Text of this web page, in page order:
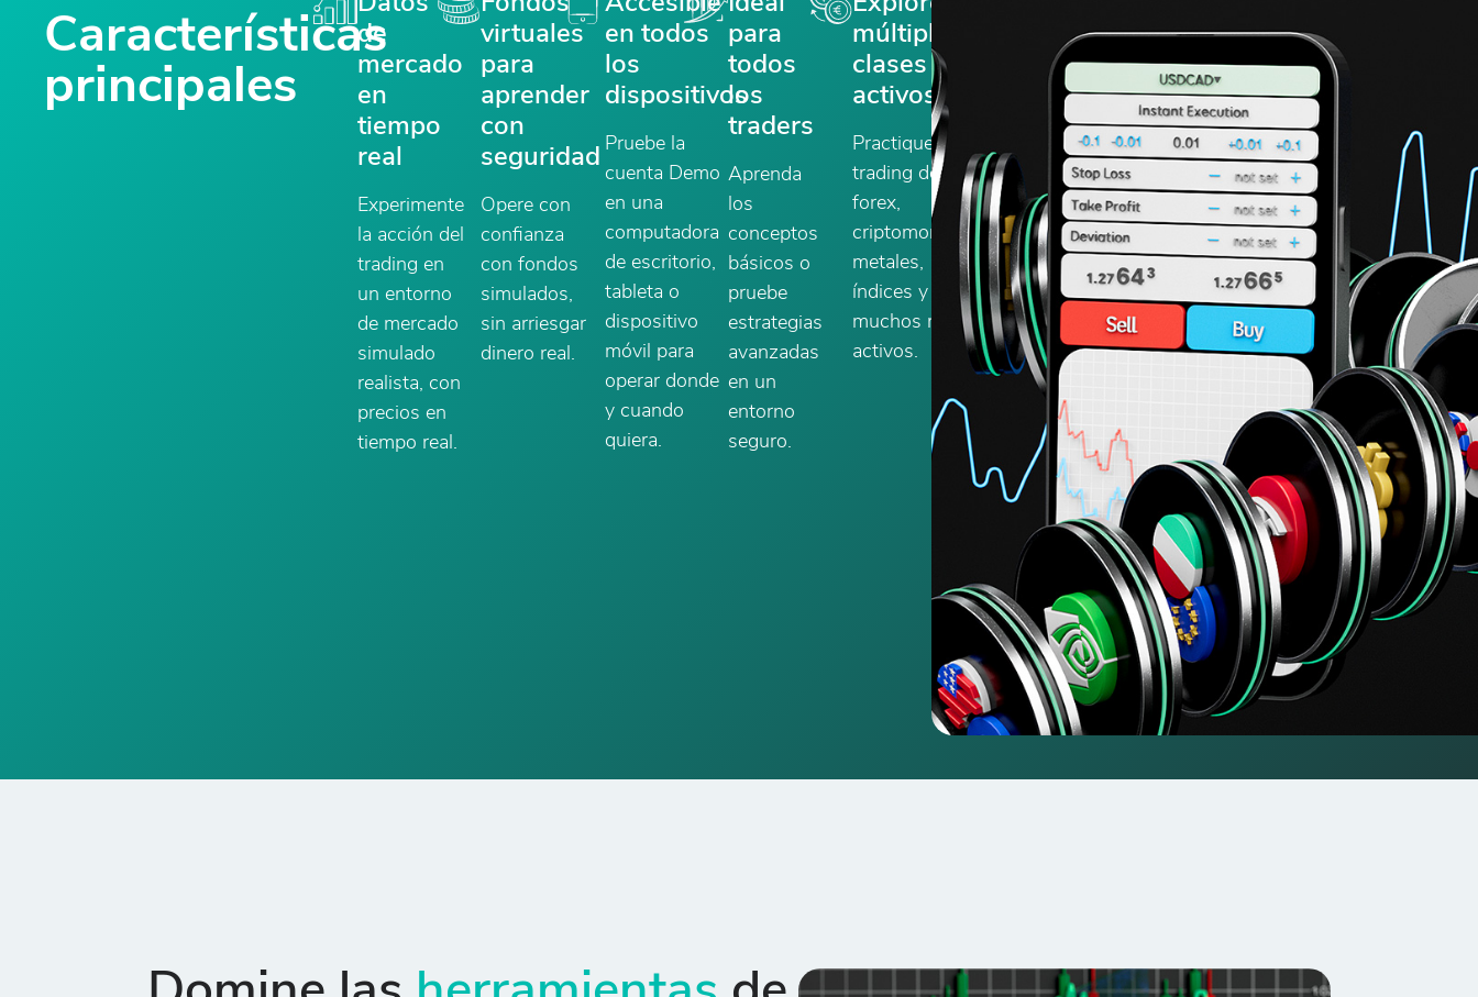
Características
principales
de
mercado
en
tiempo
real
Experimente
la acción del
trading en
un entorno
de mercado
simulado
realista, con
precios en
tiempo real.
virtuales
para
aprender
con
seguridad
Opere con
confianza
con fondos
simulados,
sin arriesgar
dinero real.
en todos
los
dispositivos
Pruebe la
cuenta Demo
en una
computadora
de escritorio,
tableta o
dispositivo
móvil para
operar donde
y cuando
quiera.
para
todos
los
traders
Aprenda
los
conceptos
básicos o
pruebe
estrategias
avanzadas
en un
entorno
seguro.
múltiples
clases de
activos
Practique el
trading de
forex,
criptomonedas,
metales,
índices y
muchos más
activos.